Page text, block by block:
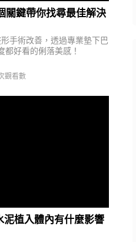
關鍵帶你找尋最佳解決
手術改善，透過專業墊下巴
都好看的俐落美感！
觀看數
泥植入體內有什麼影響